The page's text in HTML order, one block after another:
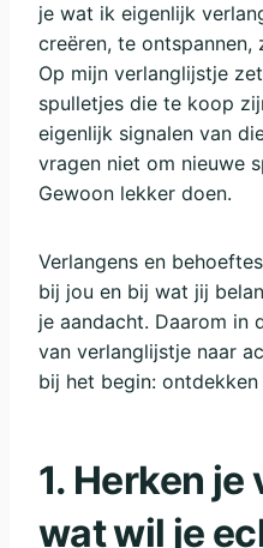
je wat ik eigenlijk
creëren, te
Op mijn verlanglijstje
spulletjes die te koop
eigenlijk signalen van
vragen niet om nieuwe
Gewoon lekker doen.
Verlangens en
bij jou en bij wat jij
je aandacht. Daarom in
van verlanglijstje naar
bij het begin:
1. Herken je
wat wil je